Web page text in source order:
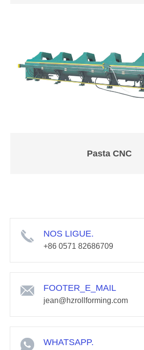
Pasta CNC
NOS LIGUE.
+86 0571 82686709
FOOTER_E_MAIL
jean@hzrollforming.com
WHATSAPP.